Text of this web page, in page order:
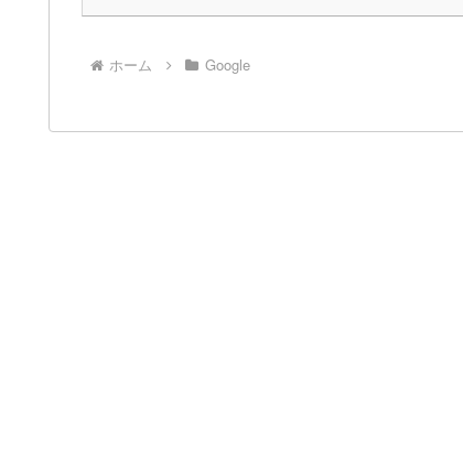
ホーム Google